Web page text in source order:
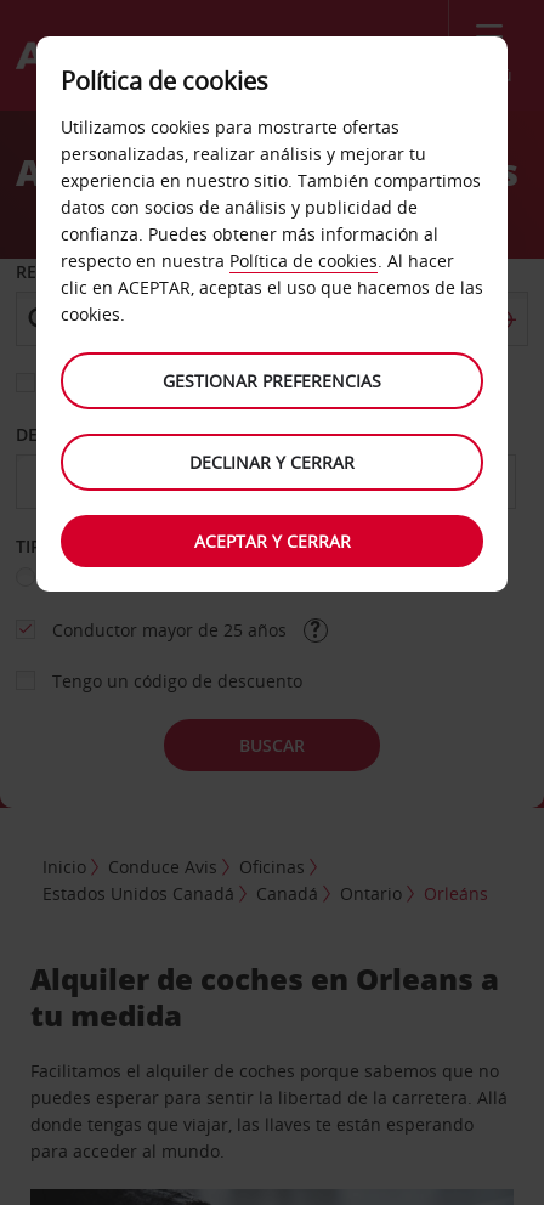
Menú
Welcome
AvisAlquiler de coches Orleans
RECOGER EN
Elegir otra oficina de devolución
DESDE HASTA
TIPO DE ALQUILER
Conductor mayor de 25 años
Tengo un código de descuento
BUSCAR
Inicio Conduce Avis
Oficinas
Estados Unidos Canadá
Canadá Ontario Orleáns
Alquiler de coches en Orleans a
tu medida
Facilitamos el alquiler de coches porque sabemos que no
puedes esperar para sentir la libertad de la carretera. Allá
donde tengas que viajar, las llaves te están esperando
para acceder al mundo.
Política de cookies
Utilizamos cookies para mostrarte ofertas
personalizadas, realizar análisis y mejorar tu
experiencia en nuestro sitio. También compartimos
datos con socios de análisis y publicidad de
confianza. Puedes obtener más información al
respecto en nuestra Política de cookies. Al hacer
clic en ACEPTAR, aceptas el uso que hacemos de las
cookies.
GESTIONAR PREFERENCIAS
DECLINAR Y CERRAR
ACEPTAR Y CERRAR